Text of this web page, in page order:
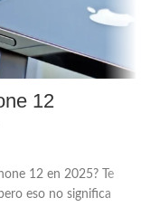
12
12 en 2025? Te
eso no significa